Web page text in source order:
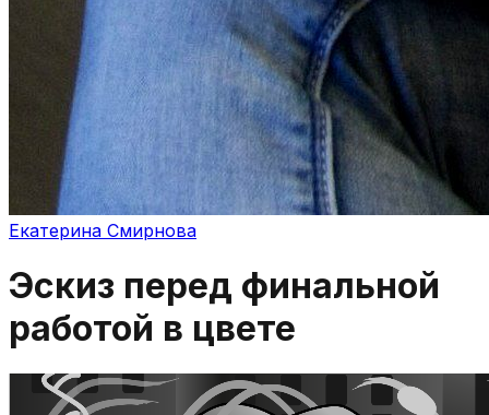
Екатерина Смирнова
Эскиз перед финальной
работой в цвете